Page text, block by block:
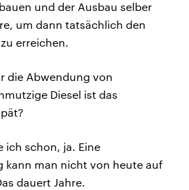
und der Ausbau selber
um dann tatsächlich den
erreichen.
die Abwendung von
Diesel ist das
ich schon, ja. Eine
kann man nicht von heute auf
dauert Jahre.